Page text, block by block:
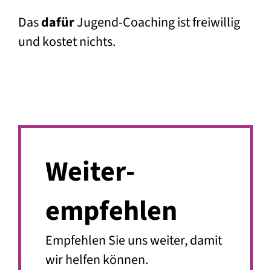
DasdafürJugend-Coaching ist freiwillig
und kostet nichts.
Weiter­
empfehlen
Empfehlen Sie uns weiter, damit
wir helfen können.